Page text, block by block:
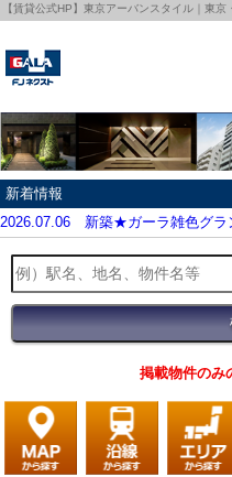
【賃貸公式HP】東京アーバンスタイル｜東
新着情報
2026.07.06 新築★ガーラ雑色グラ
掲載物件のみ